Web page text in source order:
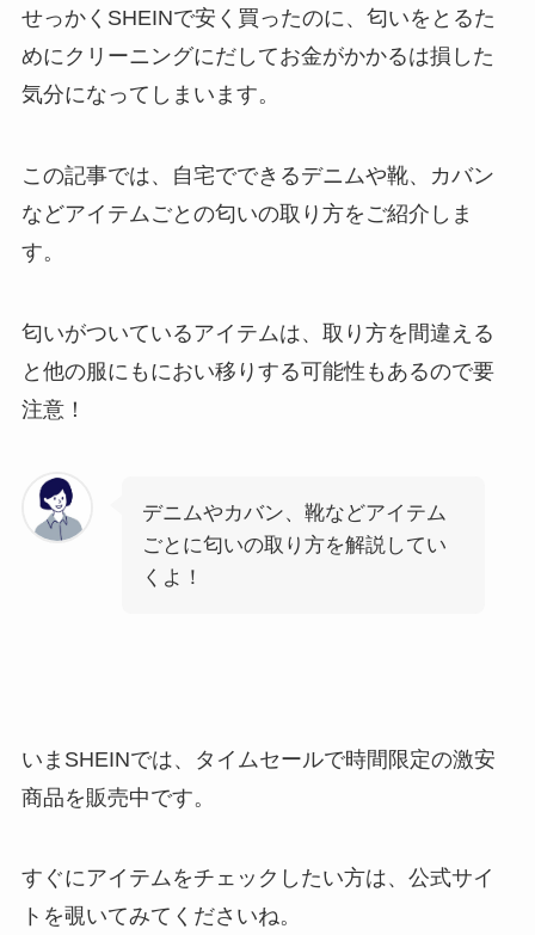
せっかくSHEINで安く買ったのに、匂いをとるた
めにクリーニングにだしてお金がかかるは損した
気分になってしまいます。
この記事では、自宅でできるデニムや靴、カバン
などアイテムごとの匂いの取り方をご紹介しま
す。
匂いがついているアイテムは、取り方を間違える
と他の服にもにおい移りする可能性もあるので要
注意！
デニムやカバン、靴などアイテム
ごとに匂いの取り方を解説してい
くよ！
いまSHEINでは、タイムセールで時間限定の激安
商品を販売中です。
すぐにアイテムをチェックしたい方は、公式サイ
トを覗いてみてくださいね。